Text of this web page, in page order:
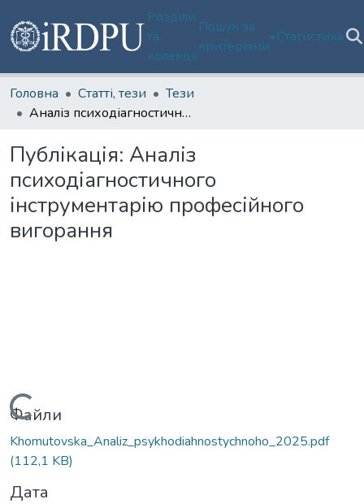
Розділи
та
колекції
Пошук за
критеріями
Статистика
Головна Статті, тези
Тези
Аналіз психодіагностичного інструментарію професійного вигорання
Публікація: Аналіз
психодіагностичного
інструментарію професійного
вигорання
Вантажиться...
Файли
Khomutovska_Analiz_psykhodiahnostychnoho_2025.pdf
(112,1 KB)
Дата